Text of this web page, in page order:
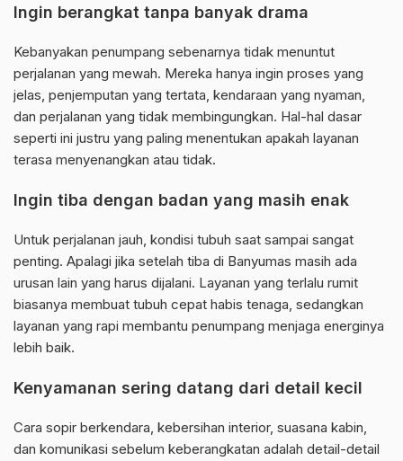
Ingin berangkat tanpa banyak drama
Kebanyakan penumpang sebenarnya tidak menuntut
perjalanan yang mewah. Mereka hanya ingin proses yang
jelas, penjemputan yang tertata, kendaraan yang nyaman,
dan perjalanan yang tidak membingungkan. Hal-hal dasar
seperti ini justru yang paling menentukan apakah layanan
terasa menyenangkan atau tidak.
Ingin tiba dengan badan yang masih enak
Untuk perjalanan jauh, kondisi tubuh saat sampai sangat
penting. Apalagi jika setelah tiba di Banyumas masih ada
urusan lain yang harus dijalani. Layanan yang terlalu rumit
biasanya membuat tubuh cepat habis tenaga, sedangkan
layanan yang rapi membantu penumpang menjaga energinya
lebih baik.
Kenyamanan sering datang dari detail kecil
Cara sopir berkendara, kebersihan interior, suasana kabin,
dan komunikasi sebelum keberangkatan adalah detail-detail